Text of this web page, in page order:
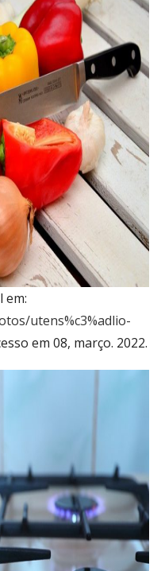
em:
utens%c3%adlio-
em 08, março. 2022.